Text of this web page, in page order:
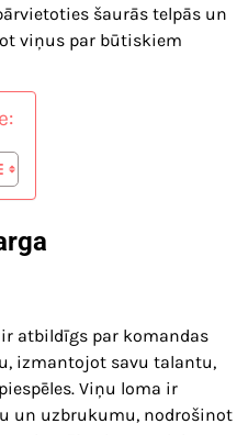
šaurās telpās un
viņus par būtiskiem
atbildīgs par komandas
izmantojot savu talantu,
Viņu loma ir
un uzbrukumu, nodrošinot